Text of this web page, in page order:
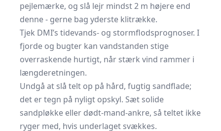
pejlemærke, og slå lejr mindst 2 m højere end
denne - gerne bag yderste klitrække.
Tjek DMI’s tidevands- og stormflodsprognoser. I
fjorde og bugter kan vandstanden stige
overraskende hurtigt, når stærk vind rammer i
længderetningen.
Undgå at slå telt op på hård, fugtig sandflade;
det er tegn på nyligt opskyl. Sæt solide
sandpløkke eller dødt-mand-ankre, så teltet ikke
ryger med, hvis underlaget svækkes.